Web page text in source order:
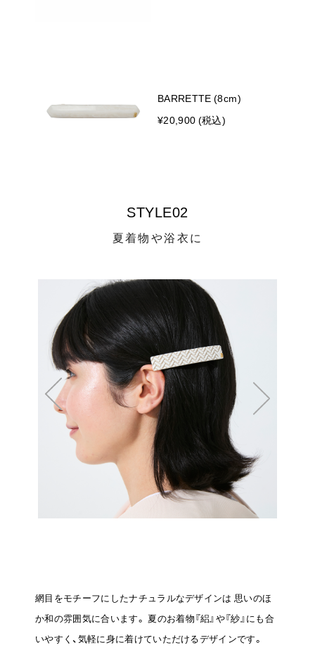
BARRETTE (8cm)
¥20,900 (税込)
STYLE02
夏着物や浴衣に
網目をモチーフにしたナチュラルなデザインは 思いのほ
か和の雰囲気に合います。 夏のお着物『絽』や『紗』にも合
いやすく、気軽に身に着けていただけるデザインです。